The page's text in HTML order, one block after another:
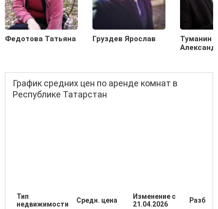
Федотова Татьяна Груздев Ярослав
Туманин
График средних цен по аренде комнат в
Республике Татарстан
Тип
недвижимости
Средн. цена
Изменение с
21.04.2026